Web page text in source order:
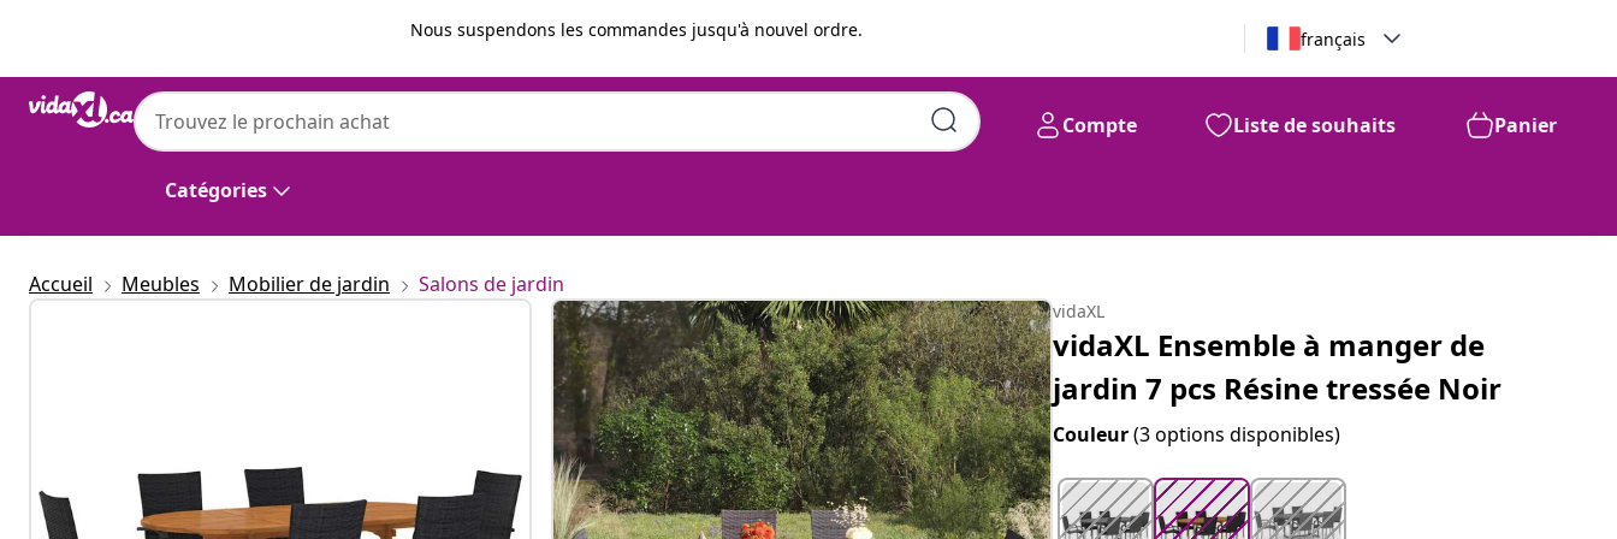
Nous suspendons les commandes jusqu'à nouvel ordre. français
Catégories
Compte Liste de souhaits Panier
vidaXL 99
Accueil Meubles Mobilier de jardin Salons de jardin
vidaXL
vidaXL Ensemble à manger de
jardin 7 pcs Résine tressée Noir
Couleur(3 options disponibles)